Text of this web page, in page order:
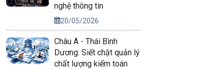
nghệ thông tin
20/05/2026
Châu Á - Thái Bình
Dương: Siết chặt quản lý
chất lượng kiểm toán